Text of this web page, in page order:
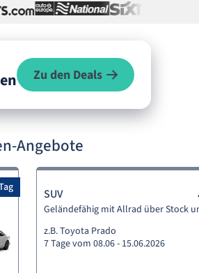
Zu den Deals
Angebote
SUV
Geländefähig mit Allrad über Stock
z.B. Toyota Prado
7 Tage vom 08.06 - 15.06.2026